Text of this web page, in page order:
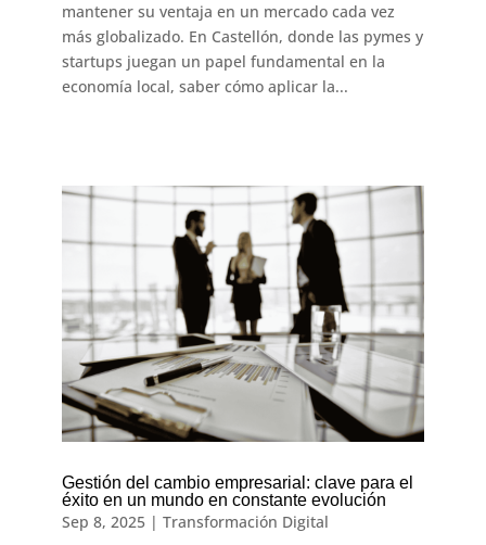
mantener su ventaja en un mercado cada vez
más globalizado. En Castellón, donde las pymes y
startups juegan un papel fundamental en la
economía local, saber cómo aplicar la...
Gestión del cambio empresarial: clave para el
éxito en un mundo en constante evolución
Sep 8, 2025| Transformación Digital